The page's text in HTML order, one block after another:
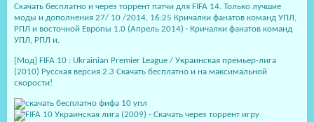
Скачать бесплатно и через торрент патчи для FIFA 14. Только лучшие
моды и дополнения 27/ 10 /2014, 16:25 Кричалки фанатов команд УПЛ,
РПЛ и восточной Европы 1.0 (Апрель 2014) · Кричалки фанатов команд
УПЛ, РПЛ и.
[Мод] FIFA 10 : Ukrainian Premier League / Украинская премьер-лига
(2010) Русская версия 2.3 Скачать бесплатно и на максимальной
скорости!